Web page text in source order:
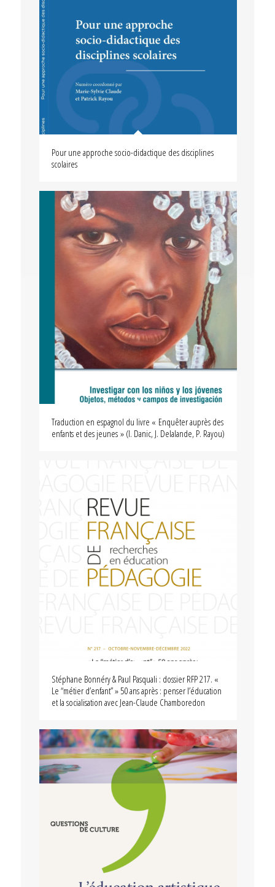
Pour une approche socio-didactique des disciplines
scolaires
Traduction en espagnol du livre « Enquêter auprès des
enfants et des jeunes » (I. Danic, J. Delalande, P. Rayou)
Stéphane Bonnéry & Paul Pasquali : dossier RFP 217. «
Le “métier d’enfant” » 50 ans après : penser l’éducation
et la socialisation avec Jean-Claude Chamboredon